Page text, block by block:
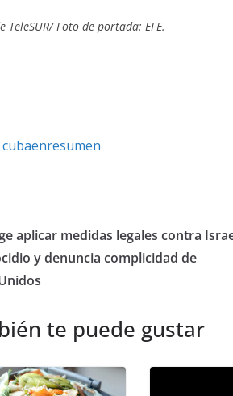
TeleSUR/ Foto de portada: EFE.
cubaenresumen
aplicar medidas legales contra
y denuncia complicidad de
te puede gustar